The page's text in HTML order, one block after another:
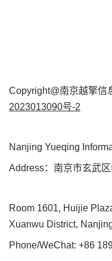
Copyright@南京越擎信
2023013090号-2
Nanjing Yueqing
Address：南京市玄武区
Room 1601, Huijie
Xuanwu District,
Phone/WeChat: +86